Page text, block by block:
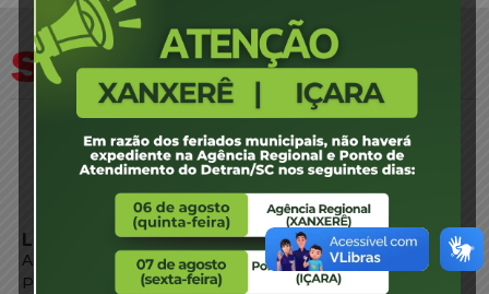
LINKS EXTERNOS
Agência de Notícias
Portal de Serviços